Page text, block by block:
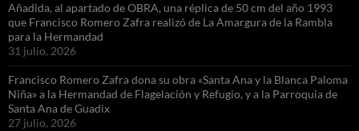
Añadida, al apartado de OBRA, una réplica de 50 cm del año 1993
que Francisco Romero Zafra realizó de La Amargura de la Rambla
para la Hermandad
31 julio, 2026
Francisco Romero Zafra dona su obra «Santa Ana y la Blanca Paloma
Niña» a la Hermandad de Flagelación y Refugio, y a la Parroquia de
Santa Ana de Guadix
27 julio, 2026